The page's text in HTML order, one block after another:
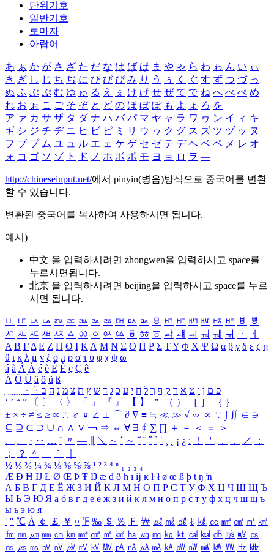
단위기호
일반기호
로마자
아랍어
あ ぁ か が さ ざ た だ な は ば ぱ ま や ゃ ら わ ゎ ん い ぃ
き ぎ し じ ち ぢ に ひ び ぴ み り う ぅ く ぐ す ず つ づ っ
ぬ ふ ぶ ぷ む ゆ ゅ る え ぇ け げ せ ぜ て で ね へ べ ぺ め
れ お ぉ こ ご そ ぞ と ど の ほ ぼ ぽ も よ ょ ろ を
ア ァ カ サ ザ タ ダ ナ ハ バ パ マ ヤ ャ ラ ワ ヮ ン イ ィ キ
ギ シ ジ チ ヂ ニ ヒ ビ ピ ミ リ ウ ゥ ク グ ス ズ ツ ヅ ッ ヌ
フ ブ プ ム ユ ュ ル エ ェ ケ ゲ セ ゼ テ デ ヘ ベ ペ メ レ オ
ォ コ ゴ ソ ゾ ト ド ノ ホ ボ ポ モ ヨ ョ ロ ヲ ―
http://chineseinput.net/에서 pinyin(병음)방식으로 중국어를 변환
할 수 있습니다.
변환된 중국어를 복사하여 사용하시면 됩니다.
예시)
中文 을 입력하시려면 zhongwen을 입력하시고 space를
누르시면됩니다.
北京 을 입력하시려면 beijing을 입력하시고 space를 누르
시면 됩니다.
ㅥ ㅦ ㅧ ㅨ ㅩ ㅪ ㅫ ㅬ ㅭ ㅮ ㅯ ㅰ ㅱ ㅲ ㅳ ㅴ ㅵ ㅶ ㅷ ㅸ
ㅹ
ㅺ ㅻ ㅼ ㅽ ㅾ ㅿ ㆀ ㆁ ㆂ ㆃ ㆄ ㆅ ㆆ ㆇ ㆈ ㆉ ㆊ ㆋ ㆌ ㆍ
ㆎ
Α Β ΓΔ Ε Ζ Η Θ Ι ΚΛ Μ Ν Ξ Ο Π Ρ Σ ΤΥ Φ Χ Ψ Ω α β γ δ ε ζ η
θ ι κ λ μ ν ξ ο π ρ σ τ υ φ χ ψ ω
á à Á À é è É È ç Ç ê
Ä Ö Ü ä ö ü ß
ִֶֹ ֻּ ׁׂ פ ם ן ו ט א ר ק ף ך ל ח י ע כ ג ד ש ץ ת צ מ נ ה ב
‘ ’ “ ” 〔 〕 〈 〉 「 」 『 』 【 】 ＂ （ ） ［ ］ ｛ ｝
± × ÷ ≠ ≤ ≥ ∞ ∴ ♂ ♀ ∠ ⊥ ⌒ ∂ ∇ ≡ ≒ ≪ ≫ √ ∽ ∝ ∵ ∫ ∬ ∈ ∋
⊆ ⊇ ⊂ ⊃ ∪ ∩ ∧ ∨ ￢ ⇒ ⇔ ∀ ∃ ∮ ∑ ∏ ＋ － ＜ ＝
＞
、
。 · ‥ … ¨ 〃 ― ＼ ∼ ´ ～ ˇ ˘ ˝ ˚ ˙ ¸ ¡ ¿ ː ！ ＇ ， ． ／
：
；
？ ＾ ｀
½ ⅓ ⅔ ¼ ¾ ⅛ ⅜ ⅝ ⅞ ¹ ² ³ ⁴ ⁿ ₁ ₂ ₃ ₄
Æ Ð Ħ Ĳ Ł Ø Œ Þ Ŧ Ŋ æ đ ð ħ ı ĳ ĸ ŀ ł ø œ ß þ ŧ ŋ ŉ
А Б В Г Д Е Ё Ж З И Й К Л М Н О П Р С Т У Ф Х Ц Ч Ш Щ Ъ
Ы Ь Э Ю Я а б в г д е ё ж з и й к л м н о п р с т у ф х ц ч ш щ ъ
ы ь э ю я
′ ″ ℃ Å ￠ ￡ ￥ ¤ ℉ ‰ ＄ ％ Ｆ ￦ ㎕ ㎖ ㎗ ℓ ㎘ ㏄ ㎣ ㎤ ㎥ ㎦
㎙ ㎚ ㎛ ㎜ ㎝ ㎞ ㎟ ㎠ ㎡ ㎢ ㏊ ㎍ ㎎ ㎏ ㏏ ㎈ ㎉ ㏈ ㎧ ㎨ ㎰
㎱ ㎲ ㎳ ㎴ ㎵ ㎶ ㎷ ㎸ ㎹ ㎀ ㎁ ㎂ ㎃ ㎄ ㎺ ㎻ ㎽ ㎾ ㎿ ㎐ ㎑